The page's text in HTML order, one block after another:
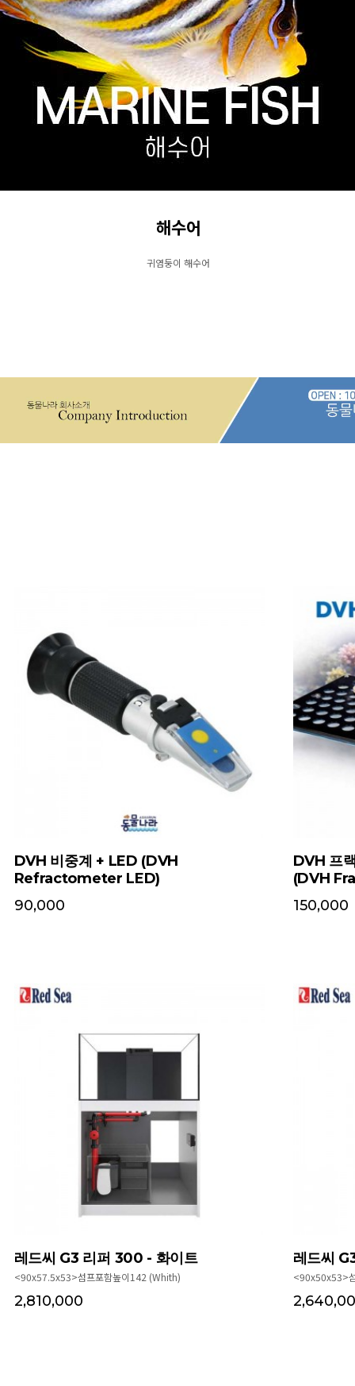
해수어
귀염둥이 해수어
DVH 비중계 + LED (DVH
Refractometer LED)
90,000
DVH 프
(DVH
150,000
레드씨 G3 리퍼 300 - 화이트
<90x57.5x53>섬프포함높이142 (Whith)
2,810,000
레드씨
<90x50x53>